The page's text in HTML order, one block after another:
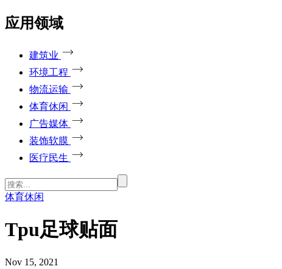
应用领域
建筑业
环境工程
物流运输
体育休闲
广告媒体
装饰软膜
医疗民生
体育休闲
Tpu足球贴面
Nov 15, 2021